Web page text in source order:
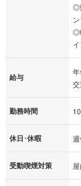
◎
◎
給与
勤務時間
休日･休暇
受動喫煙対策